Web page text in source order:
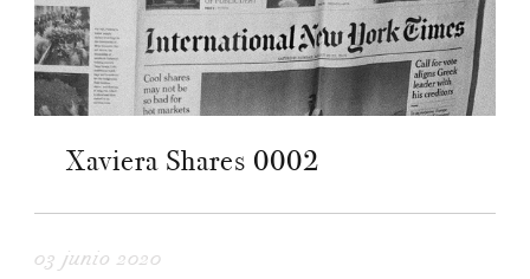
Xaviera Shares 0002
03 junio 2020